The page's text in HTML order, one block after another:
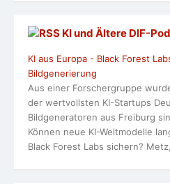
KI und Ältere DlF-
KI aus Europa - Black Forest
Bildgenerierung
Aus einer Forschergruppe
der wertvollsten KI-Startups
Bildgeneratoren aus Freiburg
Können neue KI-Weltmodelle
Black Forest Labs sichern?